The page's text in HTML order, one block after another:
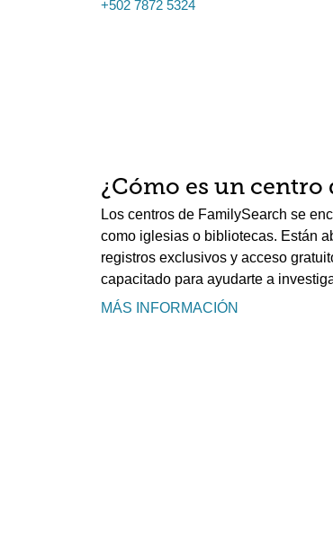
+502 7872 5324
¿Cómo es un centro
Los centros de FamilySearch se
como iglesias o bibliotecas. Están
registros exclusivos y acceso
capacitado para ayudarte a
MÁS INFORMACIÓN